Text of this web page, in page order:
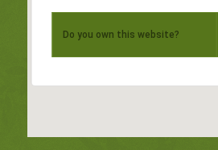
Do you own this website?